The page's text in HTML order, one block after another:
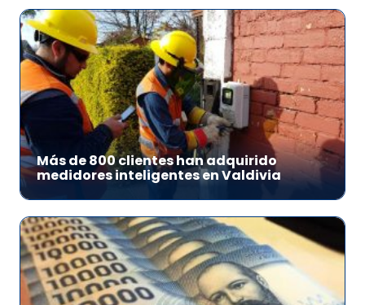
Más de 800 clientes han adquirido
medidores inteligentes en Valdivia